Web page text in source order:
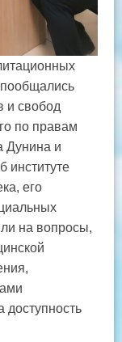
пообщались
и свобод
по правам
Дунина и
институте
его
на вопросы,
доступность